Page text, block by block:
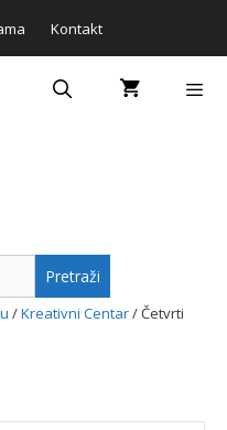
Kontakt
/Kreativni Centar/ Četvrti
Pretraga
za:
Pretraži